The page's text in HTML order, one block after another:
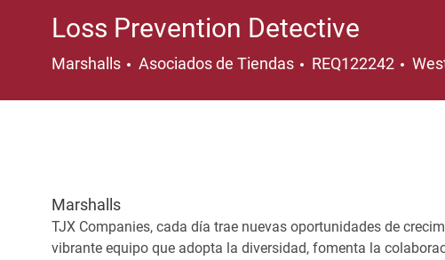
Loss Prevention Detective
Marshalls Categoría
Asociados de Tiendas REQ122242
Marshalls
TJX Companies, cada día trae nuevas oportunidades de
vibrante equipo que adopta la diversidad, fomenta la